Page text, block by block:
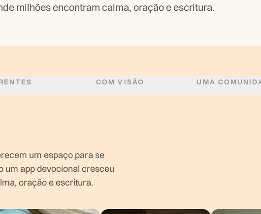
milhões encontram calma, oração e escritura.
COM VISÃO UMA
um espaço para se
um app devocional cresceu
oração e escritura.